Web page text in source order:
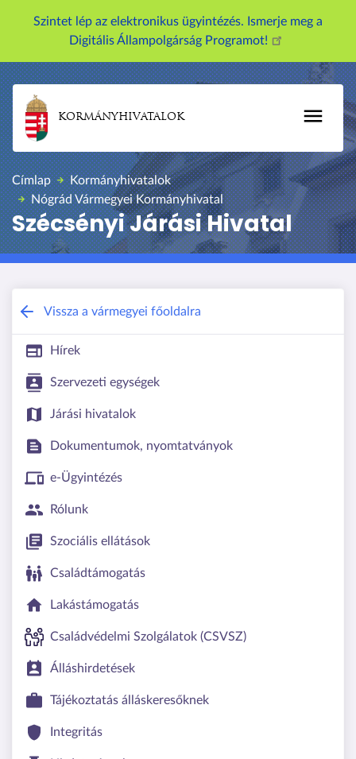
Szintet lép az elektronikus ügyintézés. Ismerje meg a
Digitális Állampolgárság Programot!
KORMÁNYHIVATALOK
Címlap
Kormányhivatalok
Nógrád Vármegyei Kormányhivatal
Szécsényi Járási Hivatal
Vissza a vármegyei főoldalra
Hírek
Szervezeti egységek
Járási hivatalok
Dokumentumok, nyomtatványok
e-Ügyintézés
Rólunk
Szociális ellátások
Családtámogatás
Lakástámogatás
Családvédelmi Szolgálatok (CSVSZ)
Álláshirdetések
Tájékoztatás álláskeresőknek
Integritás